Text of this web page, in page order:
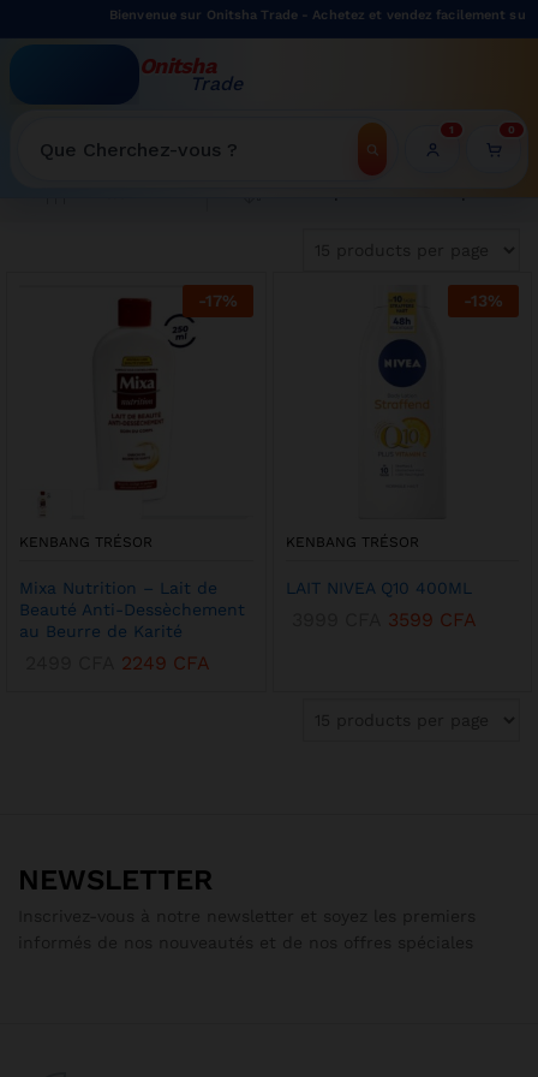
Bienvenue sur Onitsha Trade - Achetez et vendez facilement sur
Onitsha
Trade
Recherche
1 0
WELCOME TO ONITSHATRADE ONLINE SHOP
-17%
KENBANG TRÉSOR
Mixa Nutrition – Lait de
Beauté Anti-Dessèchement
au Beurre de Karité
2249 CFA
-13%
KENBANG TRÉSOR
LAIT NIVEA Q10 400ML
3599 CFA
limitée sur cette cuisinière 4 feux Oscar
NEWSLETTER